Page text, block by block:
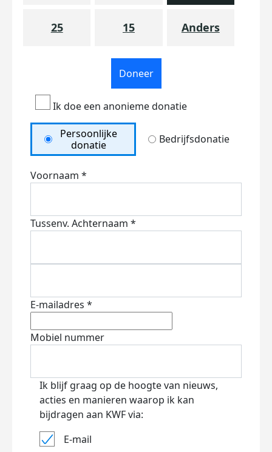
25 15 Anders
Doneer
Ik doe een anonieme donatie
Persoonlijke
donatie
Bedrijfsdonatie
Voornaam *
Tussenv. Achternaam *
E-mailadres *
Mobiel nummer
Ik blijf graag op de hoogte van nieuws,
acties en manieren waarop ik kan
bijdragen aan KWF via:
E-mail